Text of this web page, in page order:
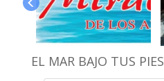
EL MAR BAJO TUS PIES